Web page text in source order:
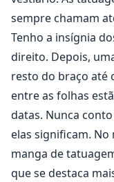
sempre chamam
Tenho a insígnia
direito. Depois,
resto do braço até
entre as folhas
datas. Nunca
elas significam.
manga de
que se destaca